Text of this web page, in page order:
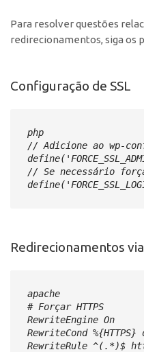
Para resolver questões
redirecionamentos, siga os
Configuração de SSL
php
// Adicione ao wp-
// Se necessário
Redirecionamentos
apache
# Forçar HTTPS
RewriteEngine On
RewriteCond
RewriteRule ^(.*)$